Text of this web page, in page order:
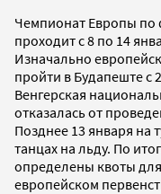
Чемпионат Европы по
проходит с 8 по 14
Изначально
пройти в Будапеште с
Венгерская
отказалась от
Позднее 13 января на
танцах на льду. По
определены квоты
европейском